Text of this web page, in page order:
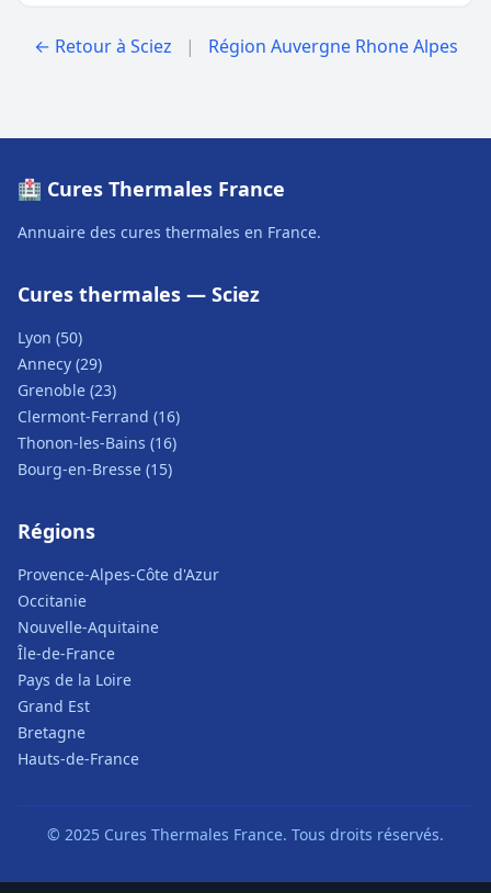
← Retour à Sciez | Région Auvergne Rhone Alpes
🏥 Cures Thermales France
Annuaire des cures thermales en France.
Cures thermales — Sciez
Lyon (50)
Annecy (29)
Grenoble (23)
Clermont-Ferrand (16)
Thonon-les-Bains (16)
Bourg-en-Bresse (15)
Régions
Provence-Alpes-Côte d'Azur
Occitanie
Nouvelle-Aquitaine
Île-de-France
Pays de la Loire
Grand Est
Bretagne
Hauts-de-France
© 2025 Cures Thermales France. Tous droits réservés.